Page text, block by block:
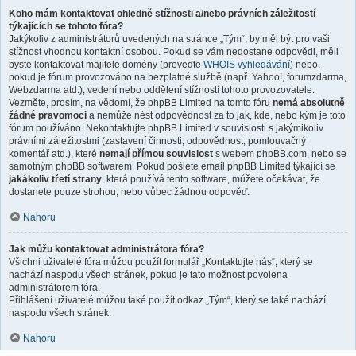
Koho mám kontaktovat ohledně stížnosti a/nebo právních záležitostí
týkajících se tohoto fóra?
Jakýkoliv z administrátorů uvedených na stránce „Tým“, by měl být pro vaši
stížnost vhodnou kontaktní osobou. Pokud se vám nedostane odpovědi, měli
byste kontaktovat majitele domény (proveďte WHOIS vyhledávání) nebo,
pokud je fórum provozováno na bezplatné službě (např. Yahoo!, forumzdarma,
Webzdarma atd.), vedení nebo oddělení stížností tohoto provozovatele.
Vezměte, prosím, na vědomí, že phpBB Limited na tomto fóru nemá absolutně
žádné pravomoci a nemůže nést odpovědnost za to jak, kde, nebo kým je toto
fórum používáno. Nekontaktujte phpBB Limited v souvislosti s jakýmikoliv
právními záležitostmi (zastavení činnosti, odpovědnost, pomlouvačný
komentář atd.), které nemají přímou souvislost s webem phpBB.com, nebo se
samotným phpBB softwarem. Pokud pošlete email phpBB Limited týkající se
jakákoliv třetí strany, která používá tento software, můžete očekávat, že
dostanete pouze strohou, nebo vůbec žádnou odpověď.
Nahoru
Jak můžu kontaktovat administrátora fóra?
Všichni uživatelé fóra můžou použít formulář „Kontaktujte nás“, který se
nachází naspodu všech stránek, pokud je tato možnost povolena
administrátorem fóra.
Přihlášení uživatelé můžou také použít odkaz „Tým“, který se také nachází
naspodu všech stránek.
Nahoru